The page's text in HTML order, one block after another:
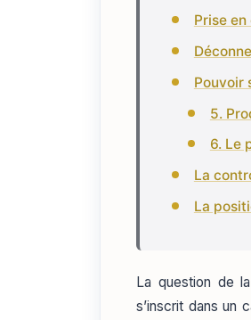
Prise
Pouvoir
5.
6. Le
La
La
La question de
s’inscrit dans un